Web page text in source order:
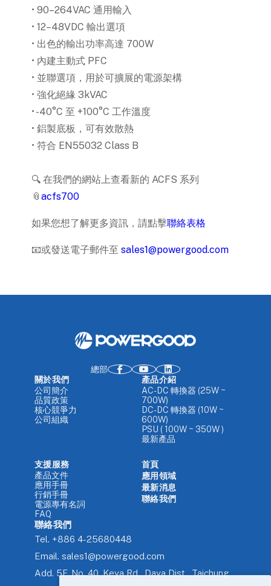
• 90–264VAC 通用輸入
• 12–48VDC 輸出選項
• 出色的輸出功率高達 700W
• 內建主動式 PFC
• 並聯選項，用於可擴展的電源架構
• 強化絕緣 3kVAC
• -40°C 至 +100°C 工作溫度
• 鋁製底板，可有效散熱
• 符合 EN55032 Class B
🔍 在我們的網站上查看新的 ACFS 系列
📎 acfs700
如果您想了解更多資訊，請點擊聯絡表格
📧或發送電子郵件至 sales1@powergood.com
總部
關於我們
公司簡介
品質政策
核心競爭力
公司組織
產品介紹
AC-DC 轉換器 (25W ~
700W)
DC-DC 轉換器 (10W ~
600W)
PSU ( 100W ~ 350W )
最新產品
支援服務
產品文件
應用手冊
行銷手冊
電源專有名詞
FAQ
首頁
應用領域
最新消息
聯絡我們
聯絡我們
Tel. +886 4-25680448
Email. sales1@powergood.com
Add. 5F, No. 40, Keya Rd., Daya Dist., Taichung